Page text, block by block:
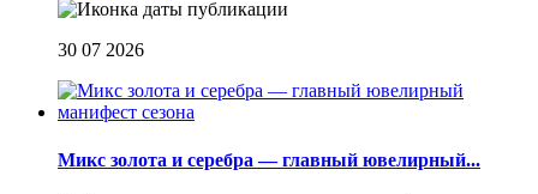
30 07 2026
Микс золота и серебра — главный ювелирный...